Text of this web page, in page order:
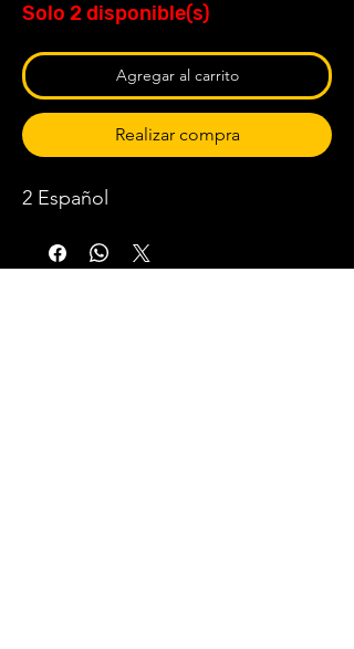
Solo 2 disponible(s)
Agregar al carrito
Realizar compra
2 Español